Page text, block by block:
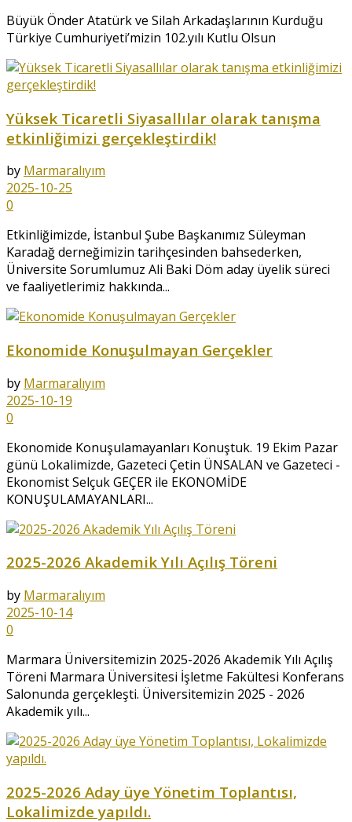
Büyük Önder Atatürk ve Silah Arkadaşlarının Kurduğu
Türkiye Cumhuriyeti’mizin 102.yılı Kutlu Olsun
Yüksek Ticaretli Siyasallılar olarak tanışma
etkinliğimizi gerçekleştirdik!
by Marmaralıyım
2025-10-25
0
Etkinliğimizde, İstanbul Şube Başkanımız Süleyman
Karadağ derneğimizin tarihçesinden bahsederken,
Üniversite Sorumlumuz Ali Baki Döm aday üyelik süreci
ve faaliyetlerimiz hakkında...
Ekonomide Konuşulmayan Gerçekler
by Marmaralıyım
2025-10-19
0
Ekonomide Konuşulamayanları Konuştuk. 19 Ekim Pazar
günü Lokalimizde, Gazeteci Çetin ÜNSALAN ve Gazeteci -
Ekonomist Selçuk GEÇER ile EKONOMİDE
KONUŞULAMAYANLARI...
2025-2026 Akademik Yılı Açılış Töreni
by Marmaralıyım
2025-10-14
0
Marmara Üniversitemizin 2025-2026 Akademik Yılı Açılış
Töreni Marmara Üniversitesi İşletme Fakültesi Konferans
Salonunda gerçekleşti. Üniversitemizin 2025 - 2026
Akademik yılı...
2025-2026 Aday üye Yönetim Toplantısı,
Lokalimizde yapıldı.